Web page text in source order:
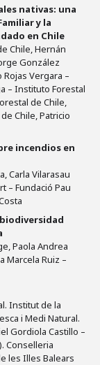
nativas: una
y la
en Chile
Chile, Hernán
González
Vergara –
– Instituto Forestal
de Chile,
Chile, Patricio
incendios en
Carla Vilarasau
– Fundació Pau
Paola Andrea
Marcela Ruiz –
Institut de la
i Medi Natural.
Gordiola Castillo –
Conselleria
les Illes Balears